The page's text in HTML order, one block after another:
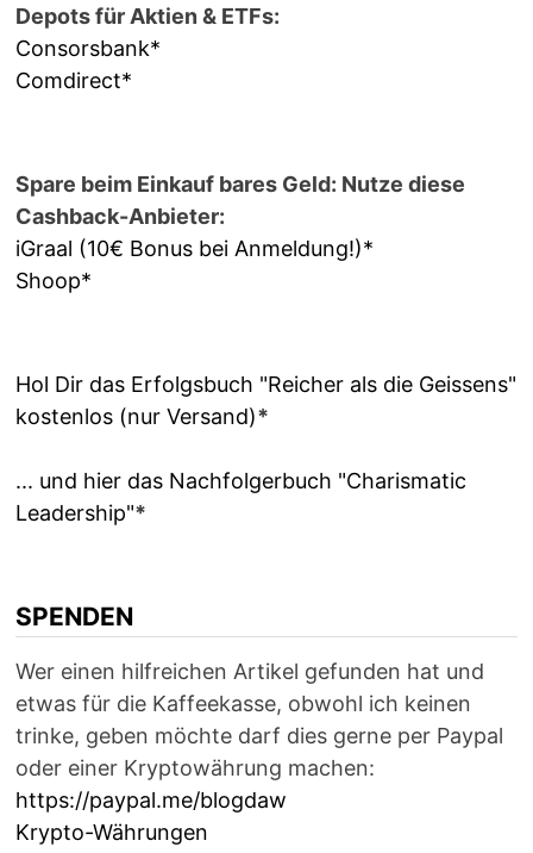
Depots für Aktien & ETFs:
Consorsbank*
Comdirect*
Spare beim Einkauf bares Geld: Nutze diese
Cashback-Anbieter:
iGraal (10€ Bonus bei Anmeldung!)*
Shoop*
Hol Dir das Erfolgsbuch "Reicher als die Geissens"
kostenlos (nur Versand)*
... und hier das Nachfolgerbuch "Charismatic
Leadership"*
SPENDEN
Wer einen hilfreichen Artikel gefunden hat und
etwas für die Kaffeekasse, obwohl ich keinen
trinke, geben möchte darf dies gerne per Paypal
oder einer Kryptowährung machen:
https://paypal.me/blogdaw
Krypto-Währungen